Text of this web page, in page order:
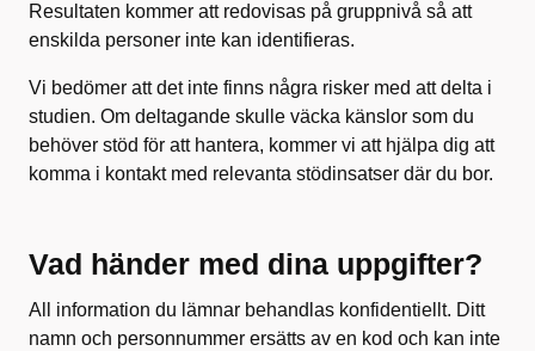
Resultaten kommer att redovisas på gruppnivå så att
enskilda personer inte kan identifieras.
Vi bedömer att det inte finns några risker med att delta i
studien. Om deltagande skulle väcka känslor som du
behöver stöd för att hantera, kommer vi att hjälpa dig att
komma i kontakt med relevanta stödinsatser där du bor.
Vad händer med dina uppgifter?
All information du lämnar behandlas konfidentiellt. Ditt
namn och personnummer ersätts av en kod och kan inte